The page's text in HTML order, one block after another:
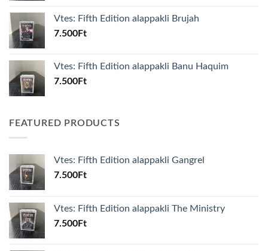
Vtes: Fifth Edition alappakli Brujah
7.500Ft
Vtes: Fifth Edition alappakli Banu Haquim
7.500Ft
FEATURED PRODUCTS
Vtes: Fifth Edition alappakli Gangrel
7.500Ft
Vtes: Fifth Edition alappakli The Ministry
7.500Ft